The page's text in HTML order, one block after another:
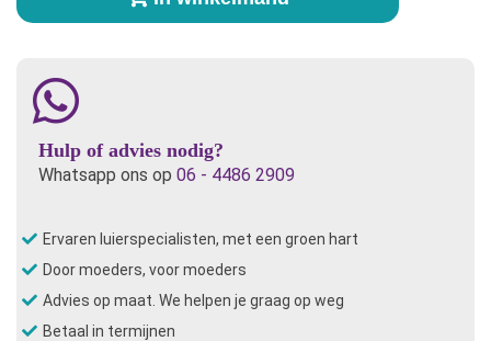
-
Small
aantal
Hulp of advies nodig?
Whatsapp ons op 06 - 4486 2909
Ervaren luierspecialisten, met een groen hart
Door moeders, voor moeders
Advies op maat. We helpen je graag op weg
Betaal in termijnen